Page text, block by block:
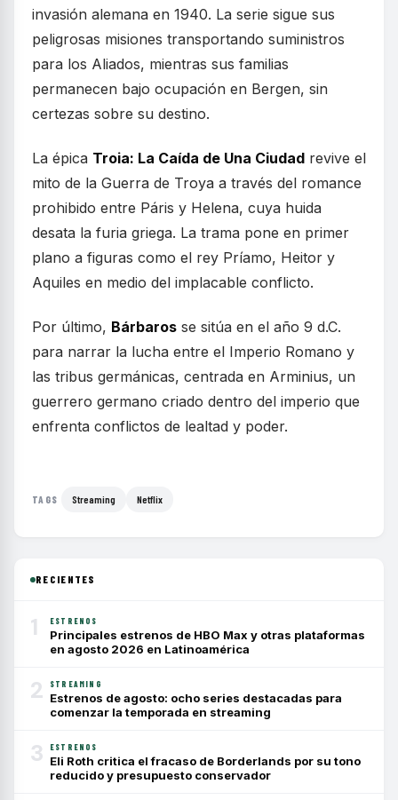
invasión alemana en 1940. La serie sigue sus
peligrosas misiones transportando suministros
para los Aliados, mientras sus familias
permanecen bajo ocupación en Bergen, sin
certezas sobre su destino.
La épica Troia: La Caída de Una Ciudad revive el
mito de la Guerra de Troya a través del romance
prohibido entre Páris y Helena, cuya huida
desata la furia griega. La trama pone en primer
plano a figuras como el rey Príamo, Heitor y
Aquiles en medio del implacable conflicto.
Por último, Bárbaros se sitúa en el año 9 d.C.
para narrar la lucha entre el Imperio Romano y
las tribus germánicas, centrada en Arminius, un
guerrero germano criado dentro del imperio que
enfrenta conflictos de lealtad y poder.
TAGS Streaming Netflix
RECIENTES
1 ESTRENOS
Principales estrenos de HBO Max y otras plataformas
en agosto 2026 en Latinoamérica
2 STREAMING
Estrenos de agosto: ocho series destacadas para
comenzar la temporada en streaming
3 ESTRENOS
Eli Roth critica el fracaso de Borderlands por su tono
reducido y presupuesto conservador